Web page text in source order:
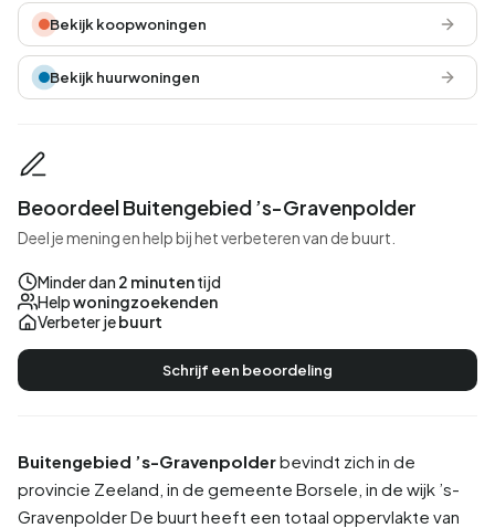
Buitengebied ’s-Gravenpolderbevindt zich in de
provincie Zeeland , in de gemeente Borsele , in de wijk ’s-
GravenpolderDe buurt heeft een totaal oppervlakte van
Bekijk koopwoningen
Bekijk huurwoningen
Beoordeel Buitengebied ’s-Gravenpolder
Deel je mening en help bij het verbeteren van de buurt.
Minder dan 2 minutentijd
Helpwoningzoekenden
Verbeter jebuurt
Schrijf een beoordeling